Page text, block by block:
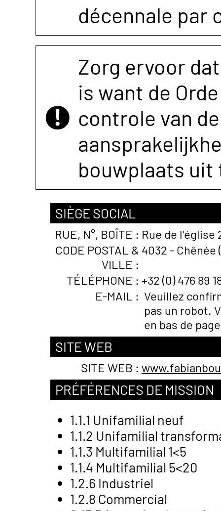
décennale par
Zorg ervoor
is want de
controle van
bouwplaats uit
SIÈGE SOCIAL
RUE, N°, BOÎTE : Rue de l'église
CODE POSTAL &
VILLE :
4032 - Chênée
TÉLÉPHONE : +32 (0) 476 89
E-MAIL : Veuillez
pas un robot.
en bas de
SITE WEB
SITE WEB :
PRÉFÉRENCES DE MISSION
1.1.1 Unifamilial neuf
1.1.2 Unifamilial
1.1.3 Multifamilial 1<5
1.1.4 Multifamilial 5<20
1.2.6 Industriel
1.2.8 Commercial